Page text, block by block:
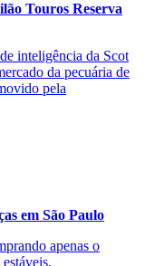
Touros Reserva
inteligência da Scot
da pecuária de
pela
em São Paulo
apenas o